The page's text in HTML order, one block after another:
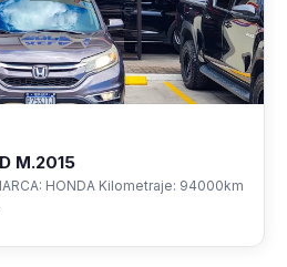
M.2015
HONDA Kilometraje: 94000km